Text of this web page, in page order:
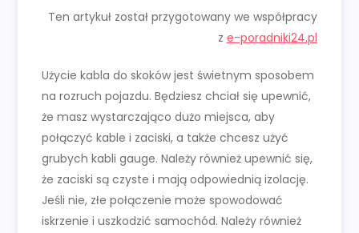
Ten artykuł został przygotowany we współpracy
z e-poradniki24.pl
Użycie kabla do skoków jest świetnym sposobem
na rozruch pojazdu. Będziesz chciał się upewnić,
że masz wystarczająco dużo miejsca, aby
połączyć kable i zaciski, a także chcesz użyć
grubych kabli gauge. Należy również upewnić się,
że zaciski są czyste i mają odpowiednią izolację.
Jeśli nie, złe połączenie może spowodować
iskrzenie i uszkodzić samochód. Należy również